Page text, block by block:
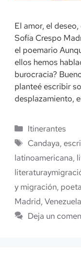
El amor, el
Sofía Crespo
el poemario
ellos hemos
burocracia?
planteé escribir
desplazamiento,
Categorías
Itinerantes
Etiquetas
Candaya,
latinoamericana,
y migración,
Madrid, Venezuela
Deja un